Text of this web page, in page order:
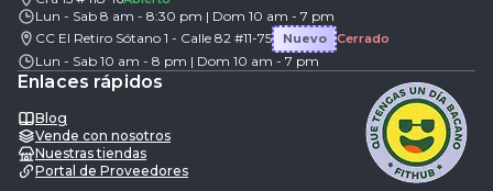
Lun - Sab 8 am - 8:30 pm | Dom 10 am - 7 pm
CC El Retiro Sótano 1 - Calle 82 #11-75
Nuevo Cerrado
Lun - Sab 10 am - 8 pm | Dom 10 am - 7 pm
Enlaces rápidos
Blog
Vende con nosotros
Nuestras tiendas
Portal de Proveedores